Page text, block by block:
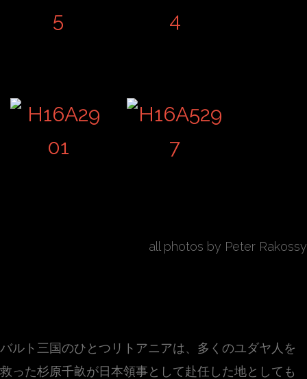
all photos by Peter Rakossy
バルト三国のひとつリトアニアは、多くのユダヤ人を
救った杉原千畝が日本領事として赴任した地としても